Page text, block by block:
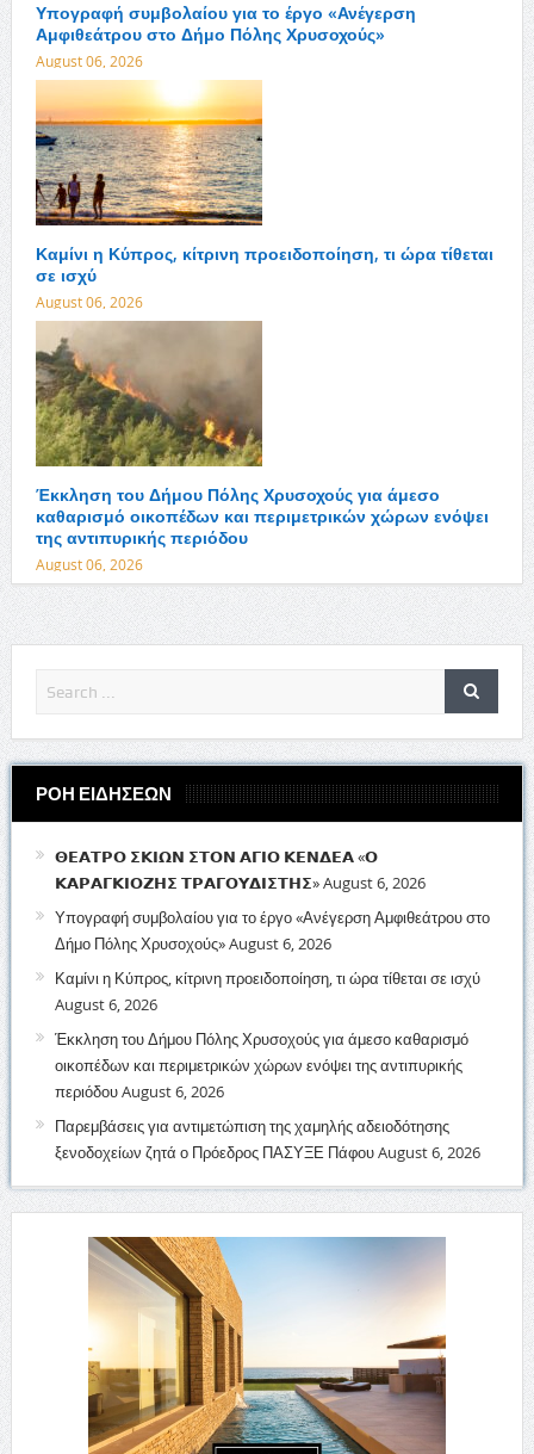
Υπογραφή συμβολαίου για το έργο «Ανέγερση
Αμφιθεάτρου στο Δήμο Πόλης Χρυσοχούς»
August 06, 2026
Καμίνι η Κύπρος, κίτρινη προειδοποίηση, τι ώρα τίθεται
σε ισχύ
August 06, 2026
Έκκληση του Δήμου Πόλης Χρυσοχούς για άμεσο
καθαρισμό οικοπέδων και περιμετρικών χώρων ενόψει
της αντιπυρικής περιόδου
August 06, 2026
ΡΟΗ ΕΙΔΗΣΕΩΝ
𝝝𝝚𝝖𝝩𝝦𝝤 𝝨𝝟𝝞𝝮𝝢 𝝨𝝩𝝤𝝢 𝝖𝝘𝝞𝝤 𝝟𝝚𝝢𝝙𝝚𝝖 «𝝤
𝝟𝝖𝝦𝝖𝝘𝝟𝝞𝝤𝝛𝝜𝝨 𝝩𝝦𝝖𝝘𝝤𝝪𝝙𝝞𝝨𝝩𝝜𝝨»August 6, 2026
Υπογραφή συμβολαίου για το έργο «Ανέγερση Αμφιθεάτρου στο
Δήμο Πόλης Χρυσοχούς»August 6, 2026
Καμίνι η Κύπρος, κίτρινη προειδοποίηση, τι ώρα τίθεται σε ισχύ
August 6, 2026
Έκκληση του Δήμου Πόλης Χρυσοχούς για άμεσο καθαρισμό
οικοπέδων και περιμετρικών χώρων ενόψει της αντιπυρικής
περιόδουAugust 6, 2026
Παρεμβάσεις για αντιμετώπιση της χαμηλής αδειοδότησης
ξενοδοχείων ζητά ο Πρόεδρος ΠΑΣΥΞΕ ΠάφουAugust 6, 2026